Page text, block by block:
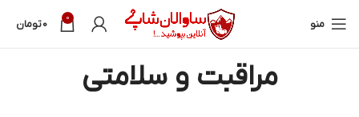
منو 0
0تومان
مراقبت و سلامتی